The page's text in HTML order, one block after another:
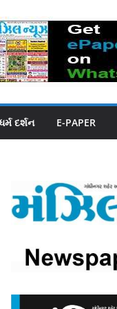
ધર્મ દર્શન E-PAPER